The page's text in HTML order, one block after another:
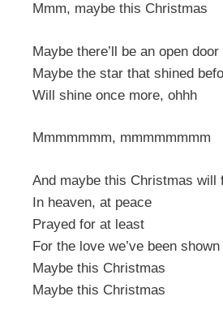
Mmm, maybe this Christmas
Maybe there’ll be an open door
Maybe the star that shined
Will shine once more, ohhh
Mmmmmmm, mmmmmmmm
And maybe this Christmas will
In heaven, at peace
Prayed for at least
For the love we’ve been
Maybe this Christmas
Maybe this Christmas